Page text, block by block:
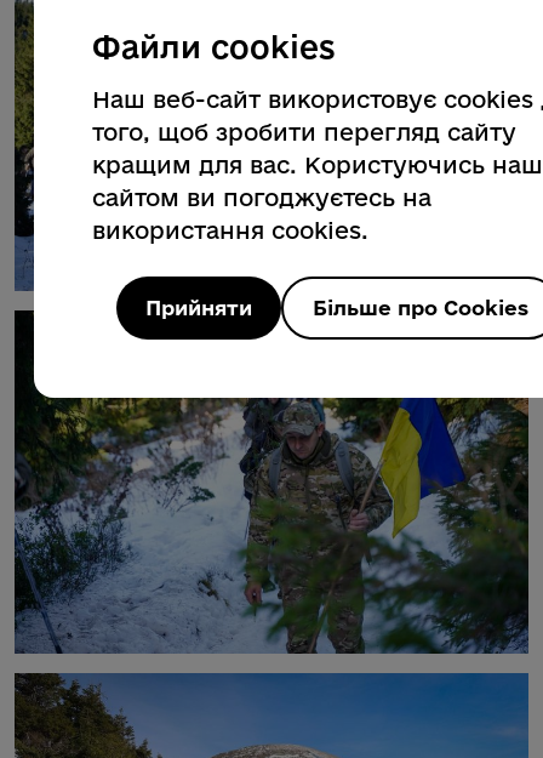
Файли cookies
Наш веб-сайт використовує cookies
того, щоб зробити перегляд сайту
кращим для вас. Користуючись
сайтом ви погоджуєтесь на
використання cookies.
Прийняти Більше про Cookies